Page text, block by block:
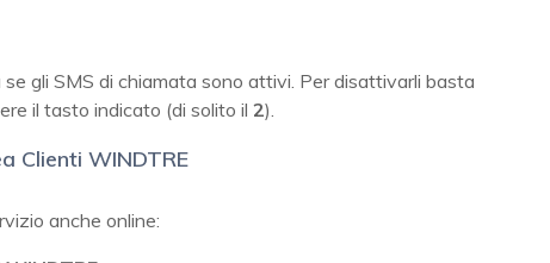
gli SMS di chiamata sono attivi. Per disattivarli basta
il tasto indicato (di solito il 2).
Clienti WINDTRE
anche online: